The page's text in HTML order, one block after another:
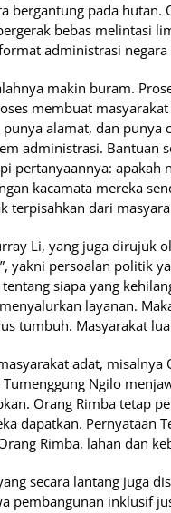
bergantung pada hutan.
bebas melintasi
administrasi negara
makin buram.
membuat
alamat, dan punya
administrasi. Bantuan
pertanyaannya:
kacamata mereka
terpisahkan dari
Li, yang juga dirujuk
yakni persoalan politik
siapa yang
layanan.
tumbuh. Masyarakat
adat,
Tumenggung Ngilo
Orang Rimba tetap
dapatkan. Pernyataan
Rimba, lahan dan
secara lantang juga
pembangunan inklusif